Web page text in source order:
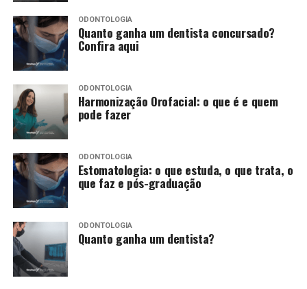
ODONTOLOGIA
Quanto ganha um dentista concursado?
Confira aqui
ODONTOLOGIA
Harmonização Orofacial: o que é e quem
pode fazer
ODONTOLOGIA
Estomatologia: o que estuda, o que trata, o
que faz e pós-graduação
ODONTOLOGIA
Quanto ganha um dentista?